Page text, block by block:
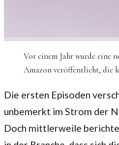
Vor einem Jahr wurde eine
Amazon veröffentlicht, die
Die ersten Episoden
unbemerkt im Strom der
Doch mittlerweile